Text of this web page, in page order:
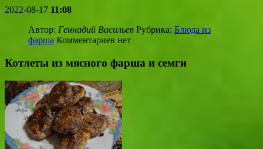
2022-08-17 11:08
Автор: Геннадий Васильев Рубрика: Блюда из
фарша Комментариев нет
Котлеты из мясного фарша и семги